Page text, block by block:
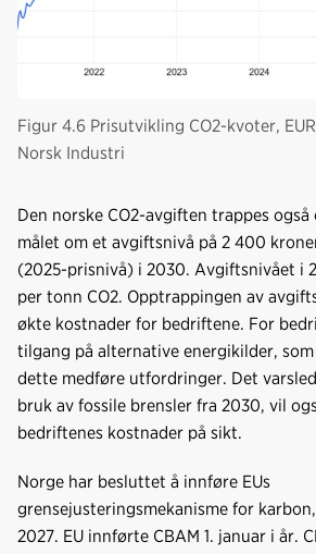
Figur 4.6 Prisutvikling CO2-kvoter,
Norsk Industri
Den norske CO2-avgiften trappes
målet om et avgiftsnivå på 2 400
(2025-prisnivå) i 2030. Avgiftsnivået i
per tonn CO2. Opptrappingen av
økte kostnader for bedriftene. For
tilgang på alternative energikilder,
dette medføre utfordringer. Det
bruk av fossile brensler fra 2030, vil
bedriftenes kostnader på sikt.
Norge har besluttet å innføre EUs
grensejusteringsmekanisme for
2027. EU innførte CBAM 1. januar i år.